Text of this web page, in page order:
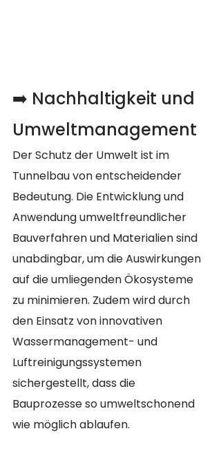
➡️ Nachhaltigkeit und
Umweltmanagement
Der Schutz der Umwelt ist im
Tunnelbau von entscheidender
Bedeutung. Die Entwicklung und
Anwendung umweltfreundlicher
Bauverfahren und Materialien sind
unabdingbar, um die Auswirkungen
auf die umliegenden Ökosysteme
zu minimieren. Zudem wird durch
den Einsatz von innovativen
Wassermanagement- und
Luftreinigungssystemen
sichergestellt, dass die
Bauprozesse so umweltschonend
wie möglich ablaufen.